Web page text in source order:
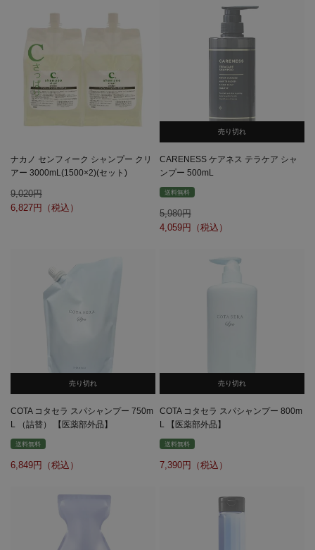
ナカノ センフィーク シャンプー クリ
アー 3000mL(1500×2)(セット)
9,020
6,827
売り切れ
CARENESS ケアネス テラケア シャ
ンプー 500mL
送料無料
5,980
4,059
売り切れ
COTA コタセラ スパシャンプー 750m
L （詰替） 【医薬部外品】
送料無料
6,849
売り切れ
COTA コタセラ スパシャンプー 800m
L 【医薬部外品】
送料無料
7,390